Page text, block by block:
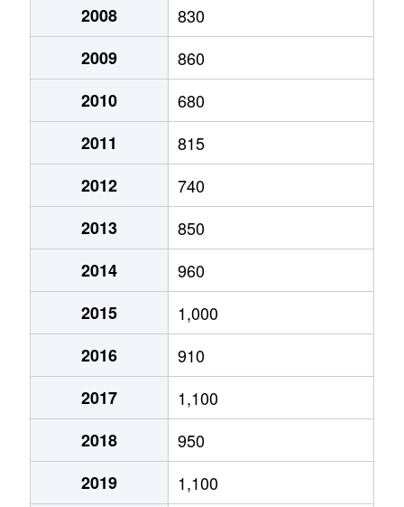
あいの里２条
150万円
あいの里２条
400万円
あいの里２条
650万円
あいの里２条
550万円
あいの里２条
200万円
あいの里２条
210万円
あいの里２条
320万円
あいの里２条
100万円
あいの里２条
550万円
あいの里２条
1,600万円
あいの里２条
1,500万円
あいの里２条
100万円
2008
830
2009
860
2010
680
2011
815
2012
740
2013
850
2014
960
2015
1,000
2016
910
2017
1,100
2018
950
2019
1,100